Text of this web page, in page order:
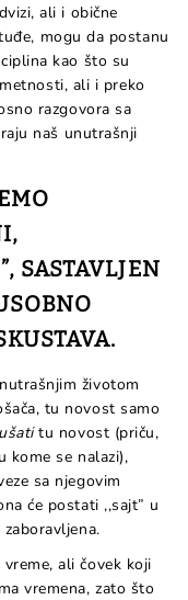
ali i obične
mogu da postanu
kao što su
ali i preko
razgovora sa
naš unutrašnji
SASTAVLJEN
životom
tu novost samo
tu novost (priču,
kome se nalazi),
sa njegovim
će postati ,,sajt” u
ali čovek koji
vremena, zato što